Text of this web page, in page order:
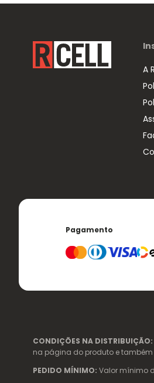
A
Pagamento
CONDIÇÕES NA DISTRIBUIÇÃO:
na página do produto e também
PEDIDO MÍNIMO: Valor mínimo